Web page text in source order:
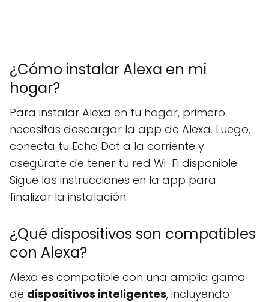
¿Cómo instalar Alexa en mi
hogar?
Para instalar Alexa en tu hogar, primero
necesitas descargar la app de Alexa. Luego,
conecta tu Echo Dot a la corriente y
asegúrate de tener tu red Wi-Fi disponible.
Sigue las instrucciones en la app para
finalizar la instalación.
¿Qué dispositivos son compatibles
con Alexa?
Alexa es compatible con una amplia gama
de dispositivos inteligentes, incluyendo